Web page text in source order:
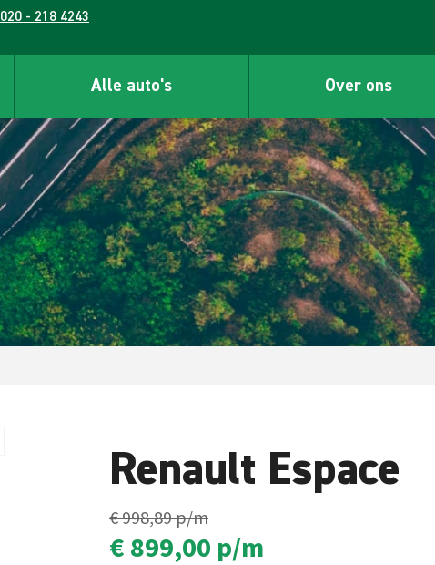
020 - 218 4243
Alle auto's Over ons
Renault Espace
€ 998,89p/m
€ 899,00 p/m